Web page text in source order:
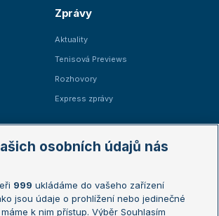
Zprávy
Aktuality
Tenisová Previews
Rozhovory
Express zprávy
Australian Open
French Open
osobních údajů nás
999 ukládáme do vašeho zařízení
jsou údaje o prohlížení nebo jedinečné
k nim přístup. Výběr Souhlasím